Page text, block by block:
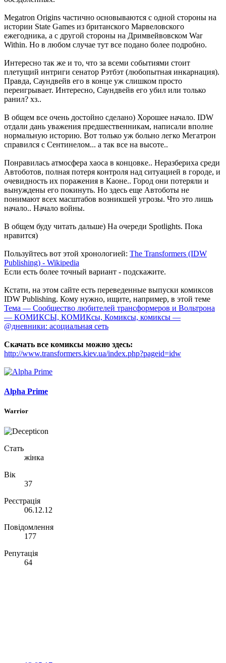
Megatron Origins частично основываются с одной стороны на
истории State Games из британского Марвеловского
ежегодника, а с другой стороны на Дримвейвовском War
Within. Но в любом случае тут все подано более подробно.
Интересно так же и то, что за всеми событиями стоит
плетущий интриги сенатор Рэтбэт (любопытная инкарнация).
Правда, Саундвейв его в конце уж слишком просто
переигрывает. Интересно, Саундвейв его убил или только
ранил? хз..
В общем все очень достойно сделано) Хорошее начало. IDW
отдали дань уважения предшественникам, написали вполне
нормальную историю. Вот только уж больно легко Мегатрон
справился с Сентинелом... а так все на высоте..
Понравилась атмосфера хаоса в концовке.. Неразбериха среди
Автоботов, полная потеря контроля над ситуацией в городе, и
очевидность их поражения в Каоне.. Город они потеряли и
вынуждены его покинуть. Но здесь еще Автоботы не
понимают всех масштабов возникшей угрозы. Что это лишь
начало.. Начало войны.
В общем буду читать дальше) На очереди Spotlights. Пока
нравится)
Пользуйтесь вот этой хронологией: The Transformers (IDW
Publishing) - Wikipedia
Если есть более точный вариант - подскажите.
Кстати, на этом сайте есть переведенные выпуски комиксов
IDW Publishing. Кому нужно, ищите, например, в этой теме
Тема — Сообщество любителей трансформеров и Вольтрона
— КОМИКСЫ, КОМИКсы, Комиксы, комиксы —
@дневники: асоциальная сеть
Скачать все комиксы можно здесь:
http://www.transformers.kiev.ua/index.php?pageid=idw
Alpha Prime
Warrior
Стать
жінка
Вік
37
Реєстрація
06.12.12
Повідомлення
177
Репутація
64